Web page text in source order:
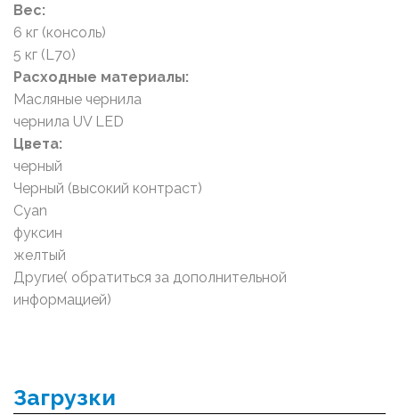
Вес:
6 кг (консоль)
5 кг (L70)
Расходные материалы:
Масляные чернила
чернила UV LED
Цвета:
черный
Черный (высокий контраст)
Cyan
фуксин
желтый
Другие( обратиться за дополнительной
информацией)
Загрузки